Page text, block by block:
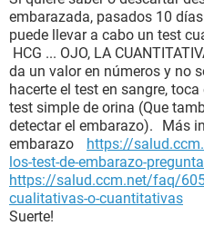
embarazada, pasados 10
puede llevar a cabo un test
HCG ... OJO, LA
da un valor en números y no
hacerte el test en sangre,
test simple de orina (Que
detectar el embarazo). Más
embarazo https://
los-test-de-embarazo-
https://salud.ccm.net/faq/
cualitativas-o-cuantitativas
Suerte!